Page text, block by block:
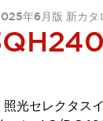
年6月版 新カタ
光セレクタス